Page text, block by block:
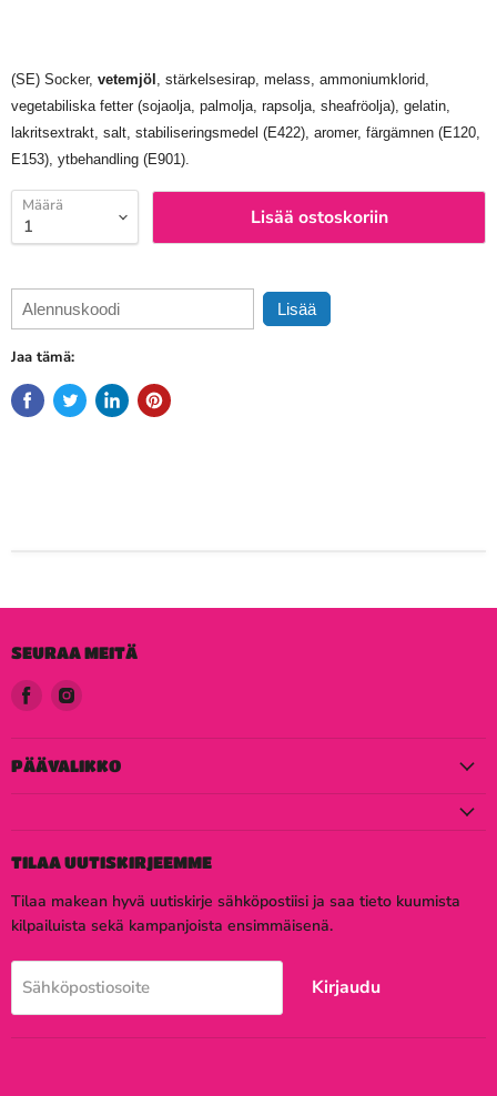
(SE) Socker, vetemjöl , stärkelsesirap, melass, ammoniumklorid,
vegetabiliska fetter (sojaolja, palmolja, rapsolja, sheafröolja), gelatin,
lakritsextrakt, salt, stabiliseringsmedel (E422), aromer, färgämnen (E120,
E153), ytbehandling (E901).
Määrä Lisää ostoskoriin
Lisää
Jaa tämä:
SEURAA MEITÄ
Löydä
meidät
Facebook
Löydä
Instagram
PÄÄVALIKKO
TILAA UUTISKIRJEEMME
Tilaa makean hyvä uutiskirje sähköpostiisi ja saa tieto kuumista
kilpailuista sekä kampanjoista ensimmäisenä.
Sähköpostiosoite Kirjaudu